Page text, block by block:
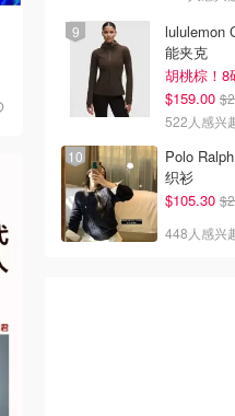
lululemon
能夹克
胡桃棕！8
$159.00
522人感兴
Polo Ralph
织衫
$105.30
448人感兴